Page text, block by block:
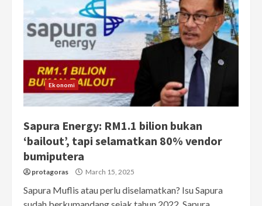
Ekonomi
Sapura Energy: RM1.1 bilion bukan
‘bailout’, tapi selamatkan 80% vendor
bumiputera
protagoras March 15, 2025
Sapura Muflis atau perlu diselamatkan? Isu Sapura